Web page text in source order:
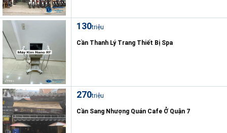
130triệu
Cần Thanh Lý Trang Thiết Bị Spa
270triệu
Cần Sang Nhượng Quán Cafe Ở Quận 7